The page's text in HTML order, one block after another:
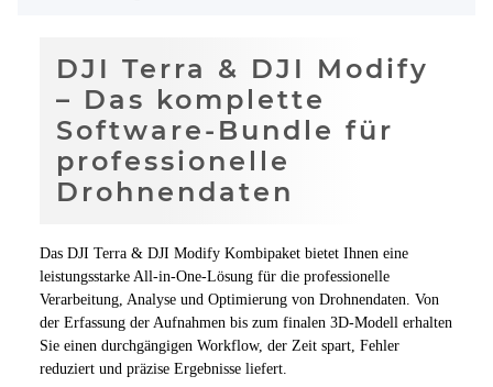
DJI Terra & DJI Modify
– Das komplette
Software-Bundle für
professionelle
Drohnendaten
Das DJI Terra & DJI Modify Kombipaket bietet Ihnen eine
leistungsstarke All-in-One-Lösung für die professionelle
Verarbeitung, Analyse und Optimierung von Drohnendaten. Von
der Erfassung der Aufnahmen bis zum finalen 3D-Modell erhalten
Sie einen durchgängigen Workflow, der Zeit spart, Fehler
reduziert und präzise Ergebnisse liefert.